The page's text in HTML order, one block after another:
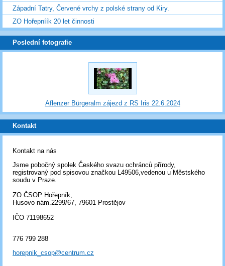
Západní Tatry, Červené vrchy z polské strany od Kiry.
ZO Hořepníík 20 let činnosti
Poslední fotografie
Aflenzer Bürgeralm zájezd z RS Iris 22.6.2024
Kontakt
Kontakt na nás
Jsme pobočný spolek Českého svazu ochránců přírody,
registrovaný pod spisovou značkou L49506,vedenou u Městského
soudu v Praze.
ZO ČSOP Hořepník,
Husovo nám.2299/67, 79601 Prostějov
IČO 71198652
776 799 288
horepnik_csop@centrum.cz